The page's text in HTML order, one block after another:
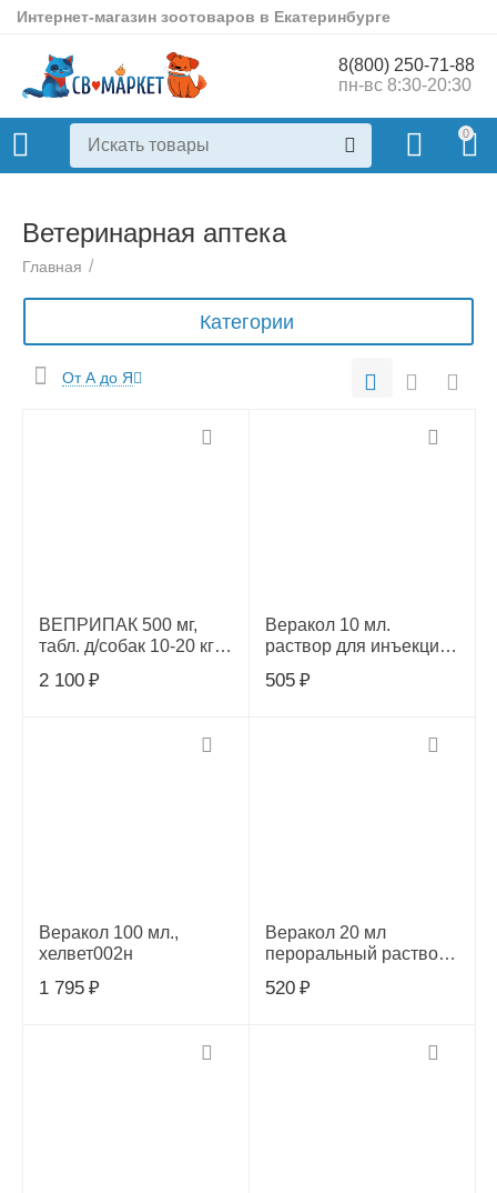
Интернет-магазин зоотоваров в Екатеринбурге
8(800) 250-71-88
пн-вс 8:30-20:30
0
Ветеринарная аптека
Главная /
Категории
От А до Я
ВЕПРИПАК 500 мг,
табл. д/собак 10-20 кг,
2 100 ₽
Веракол 10 мл.
раствор для инъекций,
505 ₽
Веракол 100 мл.,
хелвет002н
1 795 ₽
Веракол 20 мл
пероральный раствор,
520 ₽